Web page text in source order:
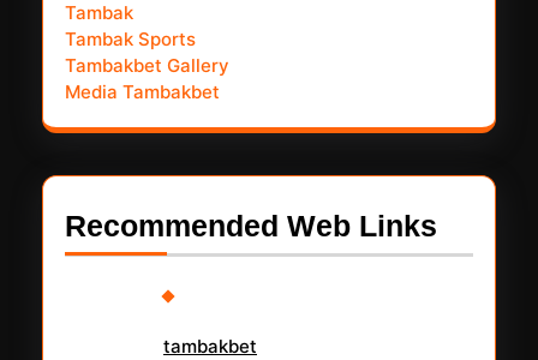
Tambak
Tambak Sports
Tambakbet Gallery
Media Tambakbet
Recommended Web Links
tambakbet